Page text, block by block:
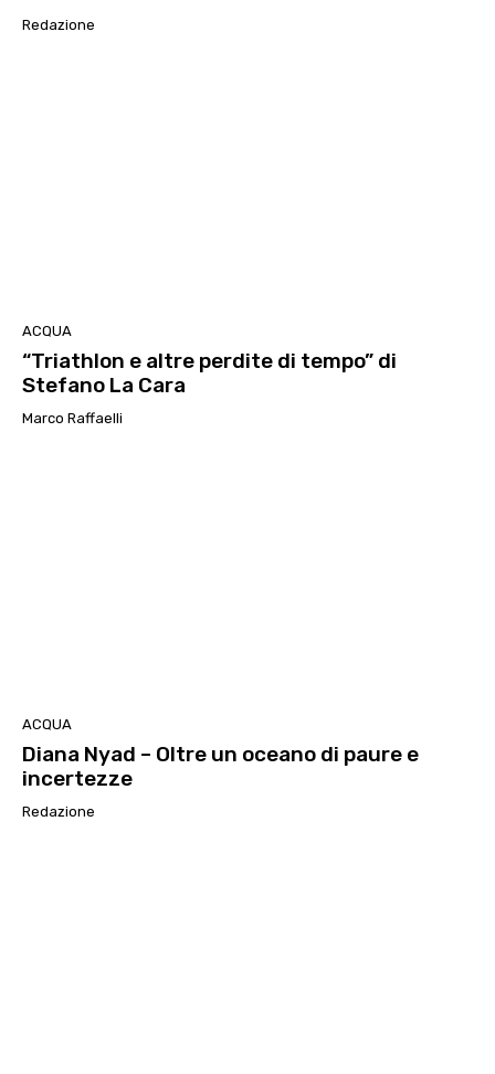
Redazione
ACQUA
“Triathlon e altre perdite di tempo” di
Stefano La Cara
Marco Raffaelli
ACQUA
Diana Nyad – Oltre un oceano di paure e
incertezze
Redazione